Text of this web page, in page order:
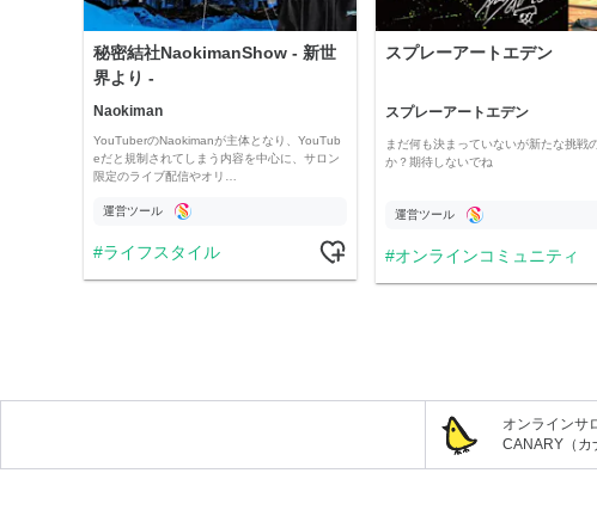
秘密結社NaokimanShow - 新世
界より -
Naokiman
YouTuberのNaokimanが主体となり、YouTub
eだと規制されてしまう内容を中心に、サロン
限定のライブ配信やオリ…
運営ツール
ライフスタイル
スプレーアートエデン
スプレーアートエデン
まだ何も決まっていないが新たな挑戦
か？期待しないでね
運営ツール
オンラインコミュニティ
オンラインサ
CANARY（カ